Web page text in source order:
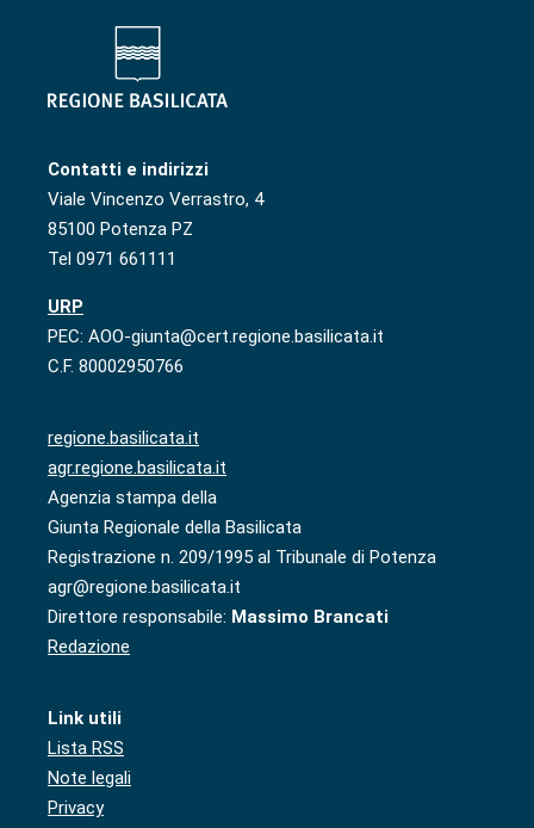
Contatti e indirizzi
Viale Vincenzo Verrastro, 4
85100 Potenza PZ
Tel 0971 661111
URP
PEC: AOO-giunta@cert.regione.basilicata.it
C.F. 80002950766
regione.basilicata.it
agr.regione.basilicata.it
Agenzia stampa della
Giunta Regionale della Basilicata
Registrazione n. 209/1995 al Tribunale di Potenza
agr@regione.basilicata.it
Direttore responsabile: Massimo Brancati
Redazione
Link utili
Lista RSS
Note legali
Privacy